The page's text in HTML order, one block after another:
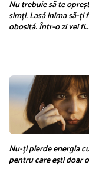
Nu trebuie să te
simți. Lasă inima să-ți
obosită. Într-o zi vei
Nu-ți pierde energia
pentru care ești doar